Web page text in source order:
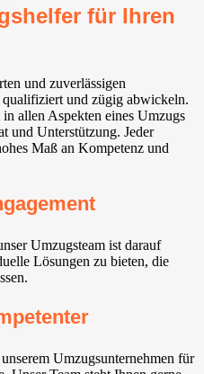
für Ihren
und zuverlässigen
und zügig abwickeln.
allen Aspekten eines Umzugs
und Unterstützung. Jeder
Maß an Kompetenz und
Umzugsteam ist darauf
Lösungen zu bieten, die
Umzugsunternehmen für